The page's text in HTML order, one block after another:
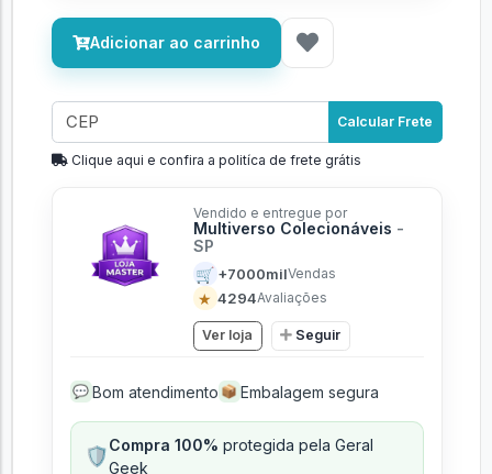
Adicionar ao carrinho
Calcular Frete
Clique aqui e confira a politíca de frete grátis
Vendido e entregue por
Multiverso Colecionáveis -
SP
🛒 +7000milVendas
★ 4294Avaliações
Ver loja Seguir
💬 Bom atendimento 📦 Embalagem segura
🛡️Compra 100% protegida pela Geral
Geek